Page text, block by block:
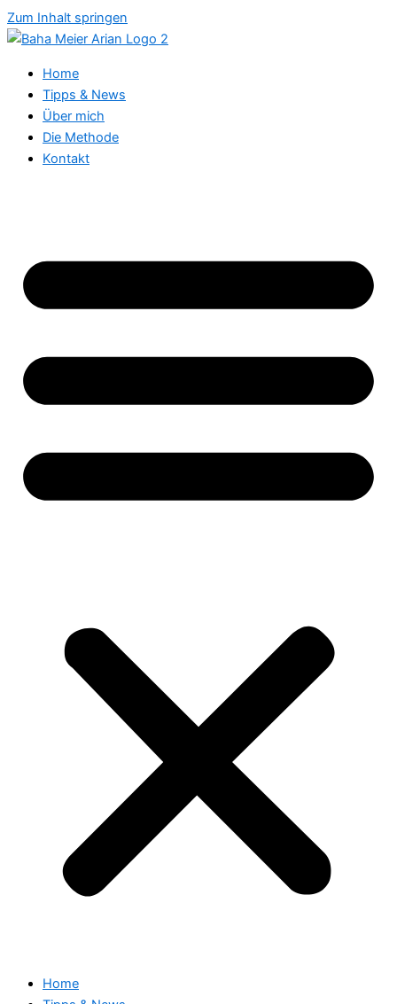
Zum Inhalt springen
Home
Tipps & News
Über mich
Die Methode
Kontakt
Home